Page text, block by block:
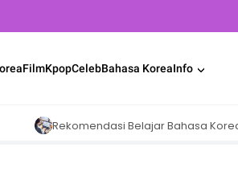
FilmKpopCelebBahasa KoreaInfo
Rekomendasi Belajar Bahasa Korea Online